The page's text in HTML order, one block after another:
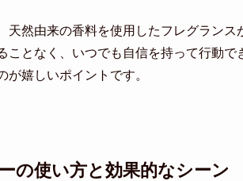
天然由来の香料を使用したフレグラン
ことなく、いつでも自信を持って行動で
嬉しいポイントです。
の使い方と効果的なシーン